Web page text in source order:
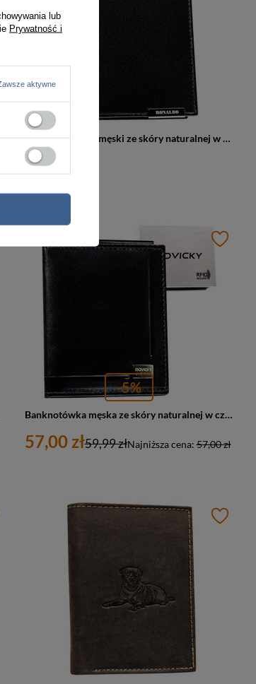
Pionowy portfel męski ze skóry naturalnej w czarnym kolorze bez zapięcia zewnętrznego - Ronaldo
69,99 zł
-5%
Banknotówka męska ze skóry naturalnej w czarnym kolorze - Rovicky
57,00 zł Najniższa cena:57,00 zł
59,99 zł
lub
Prywatność i
aktywne